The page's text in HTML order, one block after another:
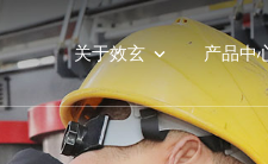
关于效玄 产品中